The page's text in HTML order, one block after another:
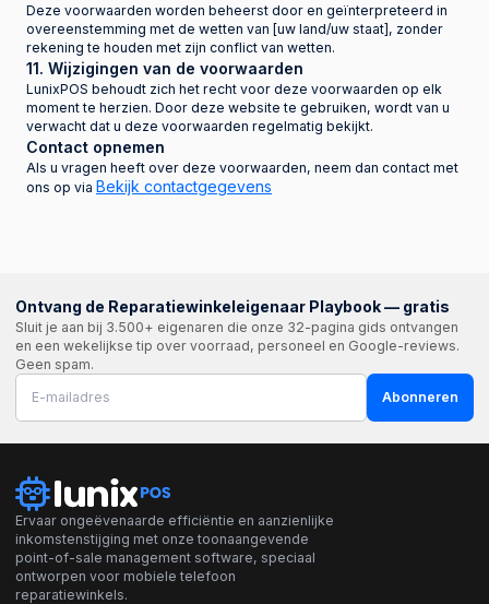
Deze voorwaarden worden beheerst door en geïnterpreteerd in
overeenstemming met de wetten van [uw land/uw staat], zonder
rekening te houden met zijn conflict van wetten.
11. Wijzigingen van de voorwaarden
LunixPOS behoudt zich het recht voor deze voorwaarden op elk
moment te herzien. Door deze website te gebruiken, wordt van u
verwacht dat u deze voorwaarden regelmatig bekijkt.
Contact opnemen
Als u vragen heeft over deze voorwaarden, neem dan contact met
ons op via Bekijk contactgegevens
Ontvang de Reparatiewinkeleigenaar Playbook — gratis
Sluit je aan bij 3.500+ eigenaren die onze 32-pagina gids ontvangen
en een wekelijkse tip over voorraad, personeel en Google-reviews.
Geen spam.
Abonneren
Ervaar ongeëvenaarde efficiëntie en aanzienlijke
inkomstenstijging met onze toonaangevende
point-of-sale management software, speciaal
ontworpen voor mobiele telefoon
reparatiewinkels.